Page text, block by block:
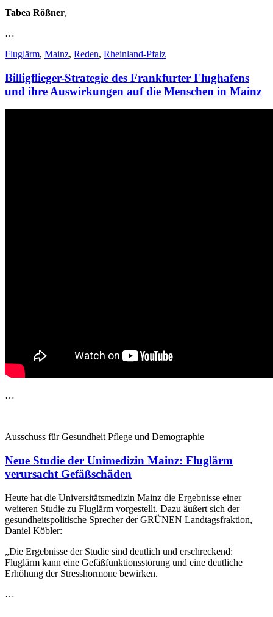
Tabea Rößner,
…
Fluglärm, Mainz, Reden, Rheinland-Pfalz
Billigflieger-Strategie des Frankfurter Flughafens
und ihre Auswirkungen auf die Menschen in Mainz
…
Ausschuss für Gesundheit Pflege und Demographie
Neue Studie der Unimedizin Mainz: Fluglärm
verursacht Gefäßschäden
Heute hat die Universitätsmedizin Mainz die Ergebnisse einer
weiteren Studie zu Fluglärm vorgestellt. Dazu äußert sich der
gesundheitspolitische Sprecher der GRÜNEN Landtagsfraktion,
Daniel Köbler:
„Die Ergebnisse der Studie sind deutlich und erschreckend:
Fluglärm kann eine Gefäßfunktionsstörung und eine deutliche
Erhöhung der Stresshormone bewirken.
…